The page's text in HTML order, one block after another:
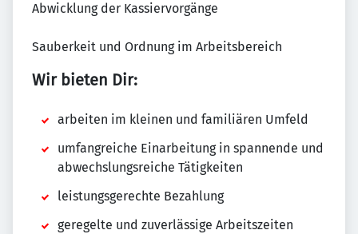
Abwicklung der Kassiervorgänge
Sauberkeit und Ordnung im Arbeitsbereich
Wir bieten Dir:
arbeiten im kleinen und familiären Umfeld
umfangreiche Einarbeitung in spannende und
abwechslungsreiche Tätigkeiten
leistungsgerechte Bezahlung
geregelte und zuverlässige Arbeitszeiten